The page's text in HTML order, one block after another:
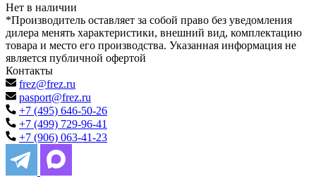
Нет в наличии
*Производитель оставляет за собой право без уведомления
дилера менять характеристики, внешний вид, комплектацию
товара и место его производства. Указанная информация не
является публичной офертой
Контакты
frez@frez.ru
pasport@frez.ru
+7 (495) 646-50-26
+7 (499) 729-96-41
+7 (906) 063-41-23